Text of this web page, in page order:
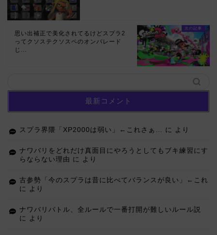
思い出補正で美化されてるけどスプラ2
ってクソステクソスペのオンパレード
じ...
最新コメント
スプラ界隈「XP2000は弱い」←これさぁ… に より
ナワバリをどれだけ真面目にやろうとしてもブキ練習にす
らならない理由 に より
古参勢「今のスプラは昔に比べてバランスが良い」←これ
に
より
ナワバリバトル、全ルールで一番打開が難しいルール説
に
より